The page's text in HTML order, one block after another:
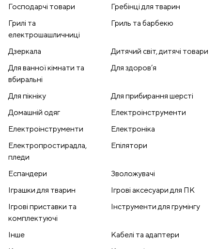
Господарчі товари
Гребінці для тварин
Грилі та
електрошашличниці
Гриль та барбекю
Дзеркала
Дитячий світ, дитячі товари
Для ванної кімнати та
вбиральні
Для здоров’я
Для пікніку
Для прибирання шерсті
Домашній одяг
Електроінструменти
Електроінструменти
Електроніка
Електропростирадла,
пледи
Епілятори
Еспандери
Зволожувачі
Іграшки для тварин
Ігрові аксесуари для ПК
Ігрові приставки та
комплектуючі
Інструменти для грумінгу
Інше
Кабелі та адаптери